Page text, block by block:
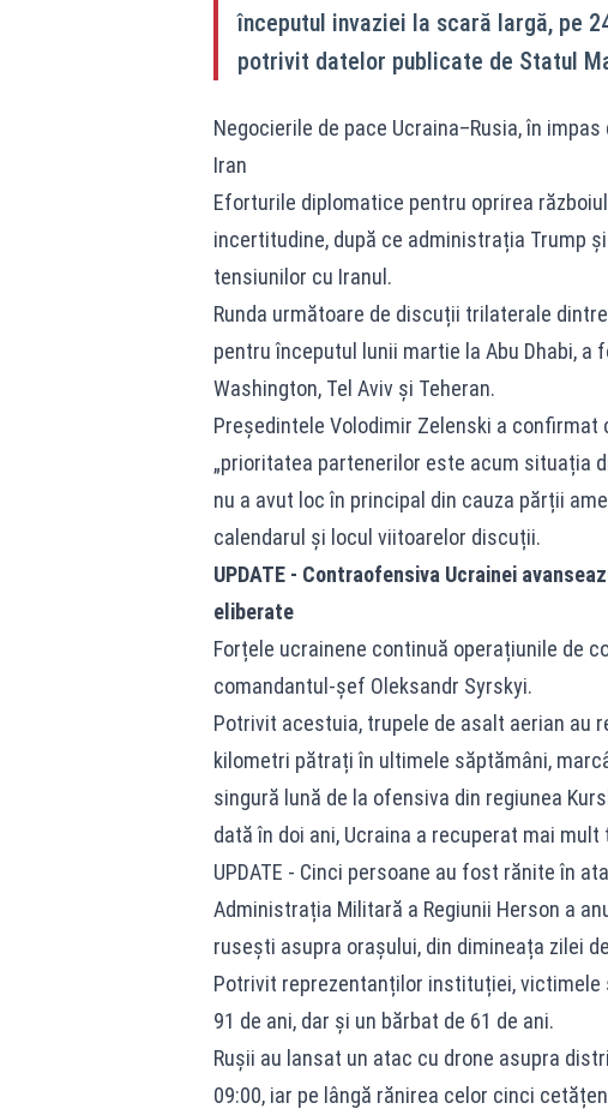
începutul invaziei la scară largă, pe
potrivit datelor publicate de Statul
Negocierile de pace Ucraina–Rusia, în
Iran
Eforturile diplomatice pentru oprirea
incertitudine, după ce administrația Trump
tensiunilor cu Iranul.
Runda următoare de discuții trilaterale
pentru începutul lunii martie la Abu Dhabi,
Washington, Tel Aviv și Teheran.
Președintele Volodimir Zelenski a
„prioritatea partenerilor este acum situația
nu a avut loc în principal din cauza părții
calendarul și locul viitoarelor discuții.
UPDATE - Contraofensiva Ucrainei
eliberate
Forțele ucrainene continuă operațiunile de
comandantul-șef Oleksandr Syrskyi.
Potrivit acestuia, trupele de asalt aerian au
kilometri pătrați în ultimele săptămâni,
singură lună de la ofensiva din regiunea
dată în doi ani, Ucraina a recuperat mai
UPDATE - Cinci persoane au fost rănite în
Administrația Militară a Regiunii Herson a
rusești asupra orașului, din dimineața zilei
Potrivit reprezentanților instituției,
91 de ani, dar și un bărbat de 61 de ani.
Rușii au lansat un atac cu drone asupra
09:00, iar pe lângă rănirea celor cinci